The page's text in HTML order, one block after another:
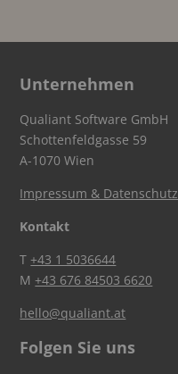
Unternehmen
Qualiant Software GmbH
Schottenfeldgasse 59
A-1070 Wien
Impressum & Datenschutz
Kontakt
T+43 1 5036644
M+43 676 84503 6620
hello@qualiant.at
Folgen Sie uns